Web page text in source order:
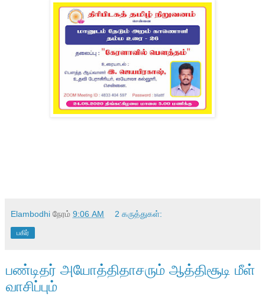
Elambodhi நேரம் 9:06 AM 2 கருத்துகள்:
பகிர்
பண்டிதர் அயோத்திதாசரும் ஆத்திசூடி மீள்
வாசிப்பும்